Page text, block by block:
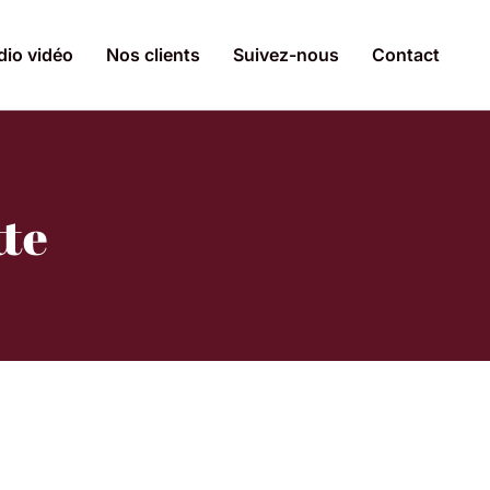
vidéo Nos clients Suivez-nous Contact